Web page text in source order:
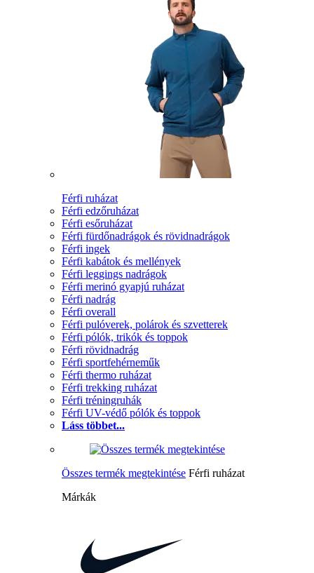
Férfi ruházat
Férfi edzőruházat
Férfi esőruházat
Férfi fürdőnadrágok és rövidnadrágok
Férfi ingek
Férfi kabátok és mellények
Férfi leggings nadrágok
Férfi merinó gyapjú ruházat
Férfi nadrág
Férfi overall
Férfi pulóverek, polárok és szvetterek
Férfi pólók, trikók és toppok
Férfi rövidnadrág
Férfi sportfehérneműk
Férfi thermo ruházat
Férfi trekking ruházat
Férfi tréningruhák
Férfi UV-védő pólók és toppok
Láss többet...
Összes termék megtekintése Férfi ruházat
Márkák